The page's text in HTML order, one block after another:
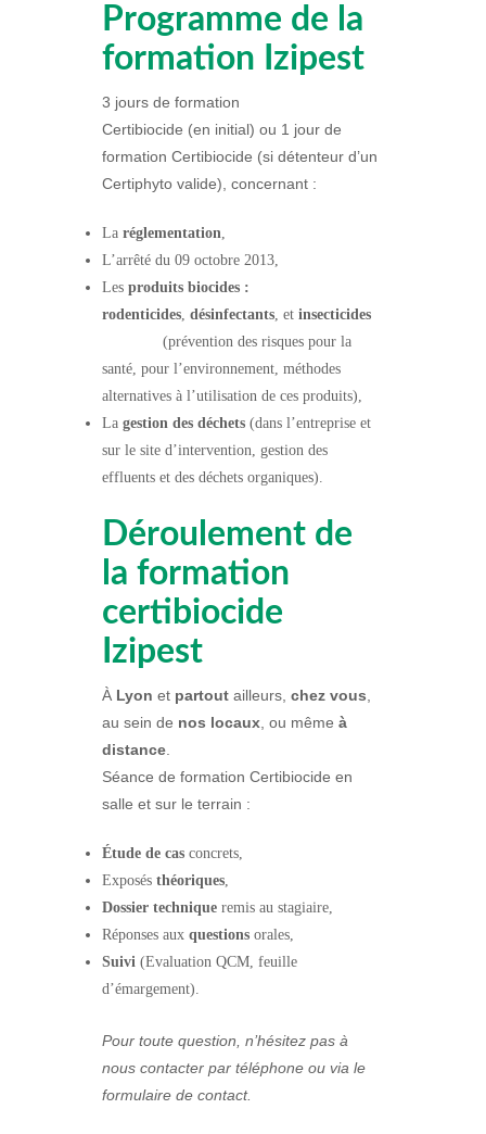
Programme de la
formation Izipest
3 jours de formation
Certibiocide (en initial) ou 1 jour de
formation Certibiocide (si détenteur d’un
Certiphyto valide) concernant :
La réglementation,
L’arrêté du 09 octobre 2013,
Les produits biocides :
rodenticides, désinfectants, et insecticides
(prévention des risques pour la
santé, pour l’environnement, méthodes
alternatives à l’utilisation de ces produits),
La gestion des déchets (dans l’entreprise et
sur le site d’intervention, gestion des
effluents et des déchets organiques).
Déroulement de
la formation
certibiocide
Izipest
À Lyon et partout ailleurs, chez vous,
au sein de nos locaux, ou même à
distance.
Séance de formation Certibiocide en
salle et sur le terrain :
Étude de cas concrets,
Exposés théoriques,
Dossier technique remis au stagiaire,
Réponses aux questions orales,
Suivi (Evaluation QCM, feuille
d’émargement).
Pour toute question, n’hésitez pas à
nous contacter par téléphone ou via le
formulaire de contact.